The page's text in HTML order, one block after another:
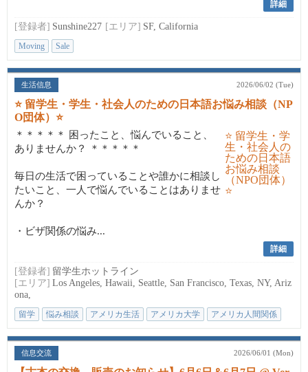
詳細
[登録者] Sunshine227 [エリア] SF, California
Moving Sale
生活信息 2026/06/02 (Tue)
⭐ 留学生・学生・社会人のための日本語お悩み相談（NP
O団体）⭐
＊＊＊＊＊ 困ったこと、悩んでいること、
ありませんか？ ＊＊＊＊＊
毎日の生活で困っていることや誰かに相談し
たいこと、一人で悩んでいることはありませ
んか？
・ビザ関係の悩み...
詳細
[登録者] 留学生ホットライン
[エリア] Los Angeles, Hawaii, Seattle, San Francisco, Texas, NY, Ariz
ona,
留学 悩み相談 アメリカ生活 アメリカ大学 アメリカ人間関係
信息交流 2026/06/01 (Mon)